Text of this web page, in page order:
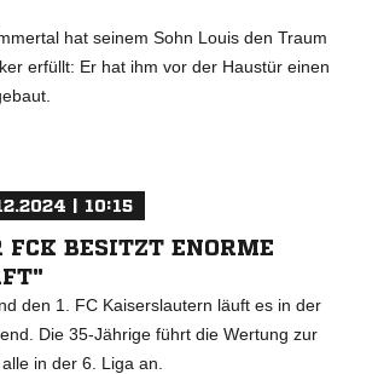
hat seinem Sohn Louis den Traum
erfüllt: Er hat ihm vor der Haustür einen
| 10:15
BESITZT ENORME S
den 1. FC Kaiserslautern läuft es in der
Die 35-Jährige führt die Wertung zur
in der 6. Liga an.